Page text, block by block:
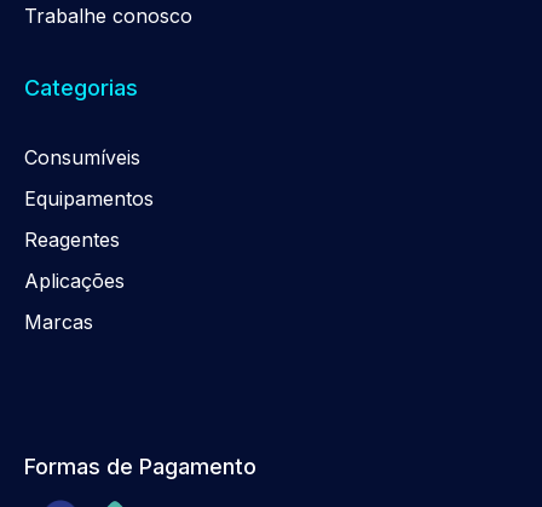
Trabalhe conosco
Categorias
Consumíveis
Equipamentos
Reagentes
Aplicações
Marcas
Formas de Pagamento